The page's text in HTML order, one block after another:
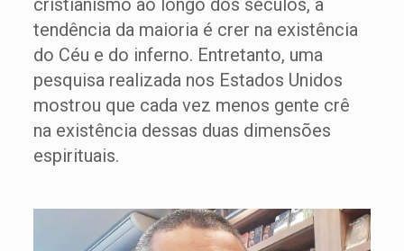
cristianismo ao longo dos séculos, a
tendência da maioria é crer na existência
do Céu e do inferno. Entretanto, uma
pesquisa realizada nos Estados Unidos
mostrou que cada vez menos gente crê
na existência dessas duas dimensões
espirituais.